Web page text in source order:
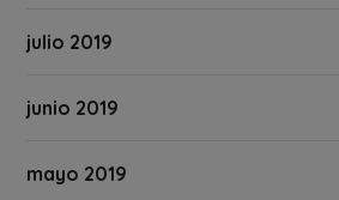
julio 2019
junio 2019
mayo 2019